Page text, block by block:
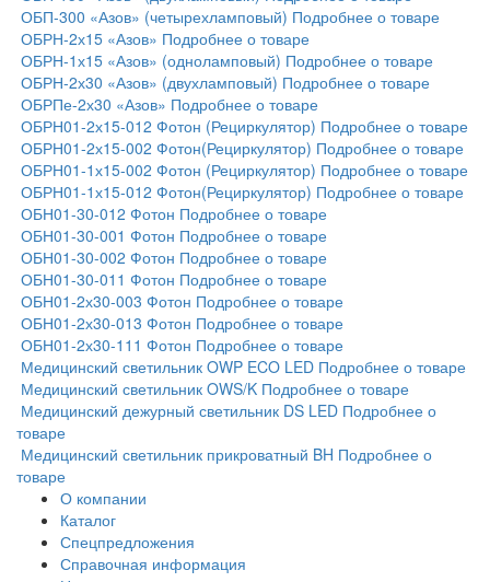
ОБП-300 «Азов» (четырехламповый) Подробнее о товаре
ОБРН-2х15 «Азов» Подробнее о товаре
ОБРН-1х15 «Азов» (одноламповый) Подробнее о товаре
ОБРН-2х30 «Азов» (двухламповый) Подробнее о товаре
ОБРПе-2х30 «Азов» Подробнее о товаре
ОБРН01-2х15-012 Фотон (Рециркулятор) Подробнее о товаре
ОБРН01-2х15-002 Фотон(Рециркулятор) Подробнее о товаре
ОБРН01-1х15-002 Фотон (Рециркулятор) Подробнее о товаре
ОБРН01-1х15-012 Фотон(Рециркулятор) Подробнее о товаре
ОБН01-30-012 Фотон Подробнее о товаре
ОБН01-30-001 Фотон Подробнее о товаре
ОБН01-30-002 Фотон Подробнее о товаре
ОБН01-30-011 Фотон Подробнее о товаре
ОБН01-2х30-003 Фотон Подробнее о товаре
ОБН01-2х30-013 Фотон Подробнее о товаре
ОБН01-2х30-111 Фотон Подробнее о товаре
Медицинский светильник OWP ECO LED Подробнее о товаре
Медицинский светильник OWS/K Подробнее о товаре
Медицинский дежурный светильник DS LED Подробнее о
товаре
Медицинский светильник прикроватный BH Подробнее о
товаре
О компании
Каталог
Спецпредложения
Справочная информация